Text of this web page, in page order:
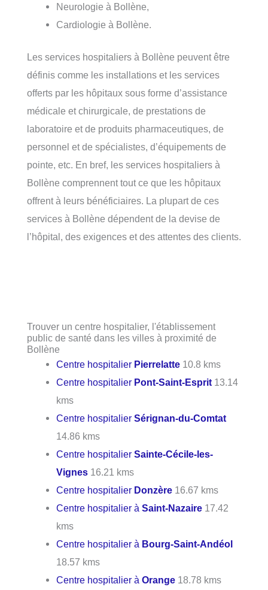
Neurologie à Bollène,
Cardiologie à Bollène.
Les services hospitaliers à Bollène peuvent être
définis comme les installations et les services
offerts par les hôpitaux sous forme d’assistance
médicale et chirurgicale, de prestations de
laboratoire et de produits pharmaceutiques, de
personnel et de spécialistes, d’équipements de
pointe, etc. En bref, les services hospitaliers à
Bollène comprennent tout ce que les hôpitaux
offrent à leurs bénéficiaires. La plupart de ces
services à Bollène dépendent de la devise de
l’hôpital, des exigences et des attentes des clients.
Trouver un centre hospitalier, l'établissement
public de santé dans les villes à proximité de
Bollène
Centre hospitalier Pierrelatte 10.8 kms
Centre hospitalier Pont-Saint-Esprit 13.14
kms
Centre hospitalierSérignan-du-Comtat
14.86 kms
Centre hospitalierSainte-Cécile-les-
Vignes 16.21 kms
Centre hospitalier Donzère 16.67 kms
Centre hospitalier àSaint-Nazaire 17.42
kms
Centre hospitalier à Bourg-Saint-Andéol
18.57 kms
Centre hospitalier àOrange 18.78 kms